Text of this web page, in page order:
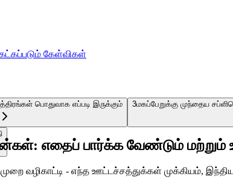
கேள்விகள்
பொதுவாக எப்படி இருக்கும் 3மகப்பேறுக்கு முந்தைய
எதைப் பார்க்க வேண்டும் மற்றும்
வழிகாட்டி - எந்த ஊட்டச்சத்துக்கள் முக்கியம்,